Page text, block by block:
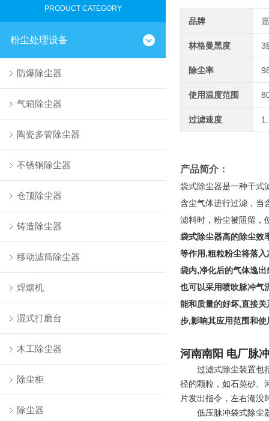
PRODUCT CATEGORY
粉尘处理设备
防爆除尘器
气箱除尘器
陶瓷多管除尘器
不锈钢除尘器
仓顶除尘器
铸造除尘器
移动滤筒除尘器
焊烟机
湿式打磨台
木工除尘器
除尘柜
除尘器
品牌
林格曼黑度 3
除尘率
使用温度范围
过滤速度
产品简介：
袋式除尘器是一种干式
含尘气体进行过滤，当
滤料时，粉尘被阻留，
袋式除尘器高的除尘效
等作用,粗粒粉尘将落
袋内,净化后的气体逸
也可以采用喷吹脉冲气
能和质量的好坏,直接
步,影响其应用范围和使
河南南阳 电厂脉
过滤式除尘装置包
径的颗粒，如石英砂、
片发出指令，左右淹没
低压脉冲袋式除尘